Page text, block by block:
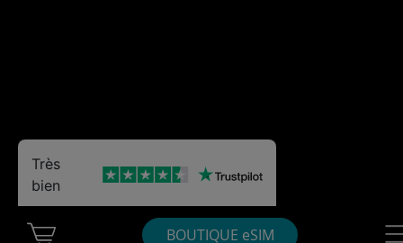
BOUTIQUE eSIM
Très
bien